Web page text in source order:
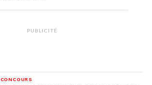
PUBLICITÉ
CONCOURS